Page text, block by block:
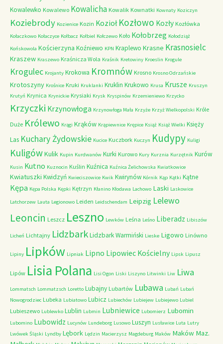
Kowalewko Kowalewo Kowalicha Kowalik Kownatki Kownaty Koziczyn
Koziebrody Kozienice Kozin Kozioł Kozłowo Kozły Kozłówka
Kołaczkowo Kołaczyce Kołbacz Kołbiel Kołczewo Koło Kołobrzeg Kołodziąż
Końskowola Kościerzyna Koźniewo KPN Kraplewo Krasne Krasnosielc
Kraszew Kraszewo Kraśnicza Wola Kraśnik Kretowiny Kroeslin Krogule
Krogulec Krojanty Krokowa Kromnów Krosno Krosno Odrzańskie
Krotoszyny Krośnice Kruki Kruklanki Kruklin Krukowo Krusa Krusze Kruszyn
Krutyń Krynica Krynickie Krysiaki Krysk Kryspinów Krzemieniewo Krzycko
Krzyczki Krzynowłoga Krzynowłoga Mała Krzyże Krzyż Wielkopolski Króle
Duże Królewo Krągi Krąków Krąpiewnice Krępice Książ Książ Wielki Księży
Las Kuchary Żydowskie Kucice Kuczbork Kuczyn Kudypy Kuligi
KuligówKulik Kupin Kurdwanów Kurki Kurowo Kury Kurznia Kurzętnik Kurów
Kusin Kutno Kuznocin Kuślin Kuźnica Kuźnica Żelichowska Kwiatkowice
Kwiatuszki Kwidzyń Kwieciszowice Kwik Kwirynów Kórnik Kąp Kątki Kątne
Kępa Kępa Polska Kępki Kętrzyn Kłanino Kłodawa Lachowo Laski Laskowice
Latchorzew Lauta Legionowo Leiden Leidschendam Leipzig Lelewo
Leoncin Leszcz Leszno Lewków Leśna Leśno Liberadz Libiszów
Licheń Lichtajny LidzbarkLidzbark Warmiński Lieske Ligowo Linówno
Lipiny Lipków Lipniak Lipno Lipowiec Kościelny Lipsk Lipusz
Lipów Lisia Polana Lisi Ogon Liski Liszyno Litwinki Liw Liwa
Lommatsch Lommatzsch Loretto Lubajny Lubartów Lubawa Lubań Lubań
Nowogrodziec Lubeka Lubiatowo Lubicz Lubiechów Lubiejew Lubiejewo Lubiel
Lubieszewo Lublewko Lublin Lubmin Lubniewice Lubomierz Lubomin
Lubomino Lubowidz Lucynów Lundeborg Lusowo Luszyn Lusławice Luta Lutry
Lwówek Śląski Lyndby Lębork Lędzin Macierzysz Magdeburg Maków Maków Maz.